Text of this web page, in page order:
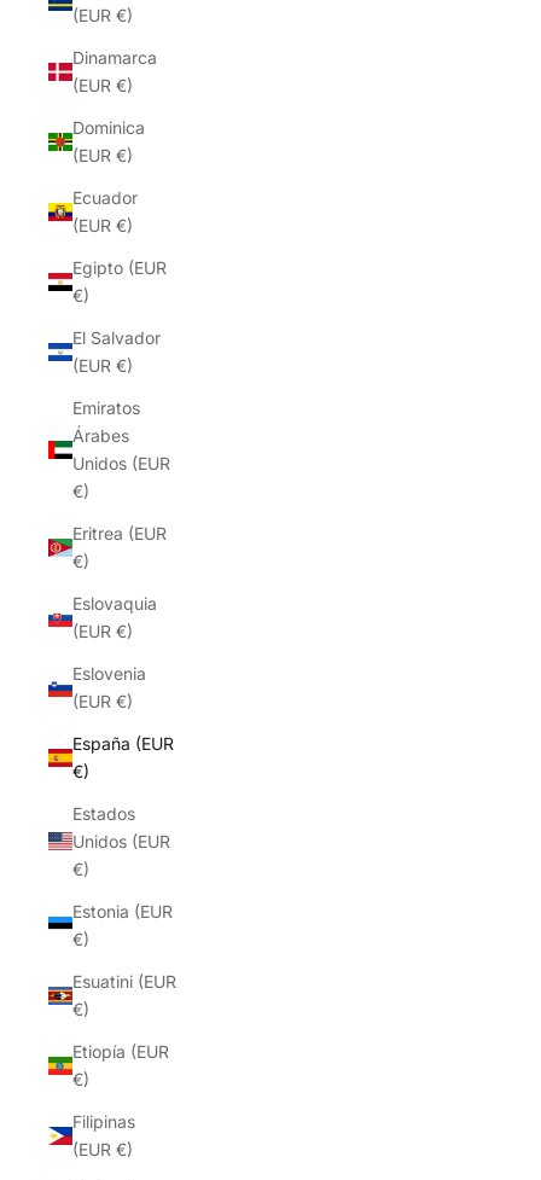
(EUR €)
Dinamarca
(EUR €)
Dominica
(EUR €)
Ecuador
(EUR €)
Egipto (EUR
€)
El Salvador
(EUR €)
Emiratos
Árabes
Unidos (EUR
€)
Eritrea (EUR
€)
Eslovaquia
(EUR €)
Eslovenia
(EUR €)
España (EUR
€)
Estados
Unidos (EUR
€)
Estonia (EUR
€)
Esuatini (EUR
€)
Etiopía (EUR
€)
Filipinas
(EUR €)